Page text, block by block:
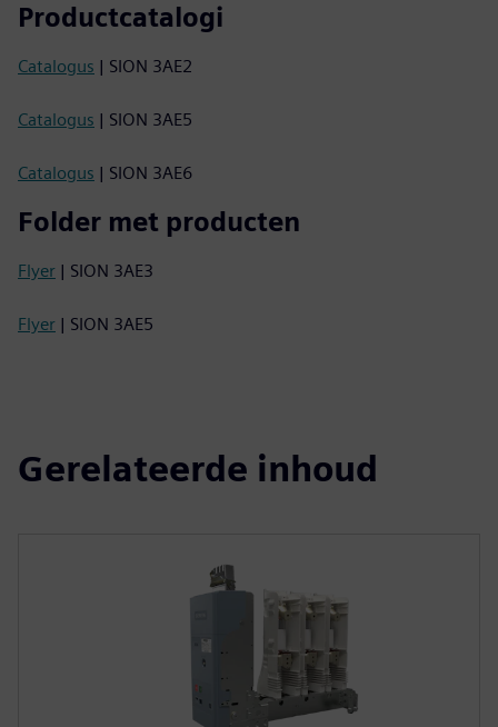
Productcatalogi
Catalogus | SION 3AE2
Catalogus | SION 3AE5
Catalogus | SION 3AE6
Folder met producten
Flyer | SION 3AE3
Flyer | SION 3AE5
Gerelateerde inhoud